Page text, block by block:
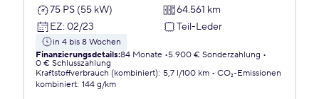
75 PS (55 kW)
64.561 km
EZ: 02/23 Teil-Leder
in 4 bis 8 Wochen
Finanzierungsdetails:84 Monate 5.900 € Sonderzahlung
0 € Schlusszahlung
Kraftstoffverbrauch (kombiniert): 5,7 l/100 km
CO₂-Emissionen
kombiniert: 144 g/km